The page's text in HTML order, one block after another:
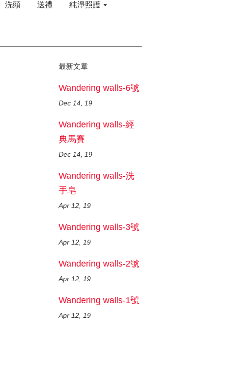
洗頭 送禮 純淨照護
最新文章
Wandering walls-6號
Dec 14, 19
Wandering walls-經
典馬賽
Dec 14, 19
Wandering walls-洗
手皂
Apr 12, 19
Wandering walls-3號
Apr 12, 19
Wandering walls-2號
Apr 12, 19
Wandering walls-1號
Apr 12, 19